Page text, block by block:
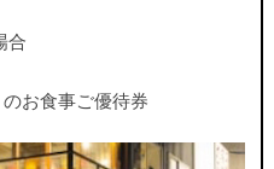
合
お食事ご優待券